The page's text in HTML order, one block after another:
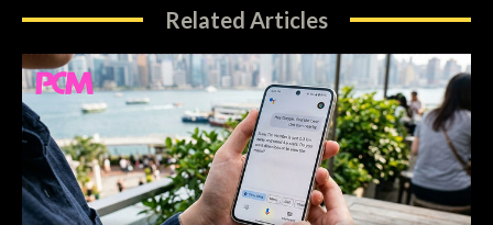
Related Articles